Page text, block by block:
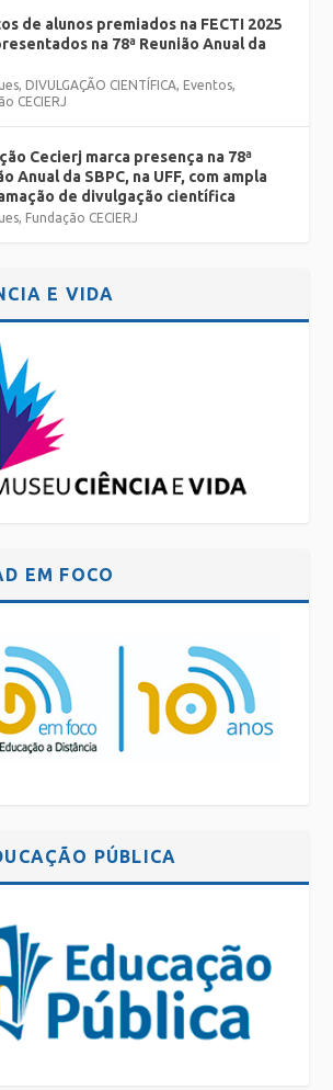
de alunos premiados na FECTI 2025
na 78ª Reunião Anual da
, DIVULGAÇÃO CIENTÍFICA, Eventos,
CECIERJ
Cecierj marca presença na 78ª
Anual da SBPC, na UFF, com ampla
de divulgação científica
, Fundação CECIERJ
E VIDA
EM FOCO
PÚBLICA